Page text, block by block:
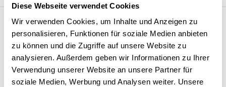
Diese Webseite verwendet Cookies
Wir verwenden Cookies, um Inhalte und Anzeigen zu
personalisieren, Funktionen für soziale Medien anbieten
zu können und die Zugriffe auf unsere Website zu
analysieren. Außerdem geben wir Informationen zu Ihrer
Verwendung unserer Website an unsere Partner für
soziale Medien, Werbung und Analysen weiter. Unsere
Formation courte
Communiquer pour favoriser
le bien-être et la motivation
(4 ECTS)